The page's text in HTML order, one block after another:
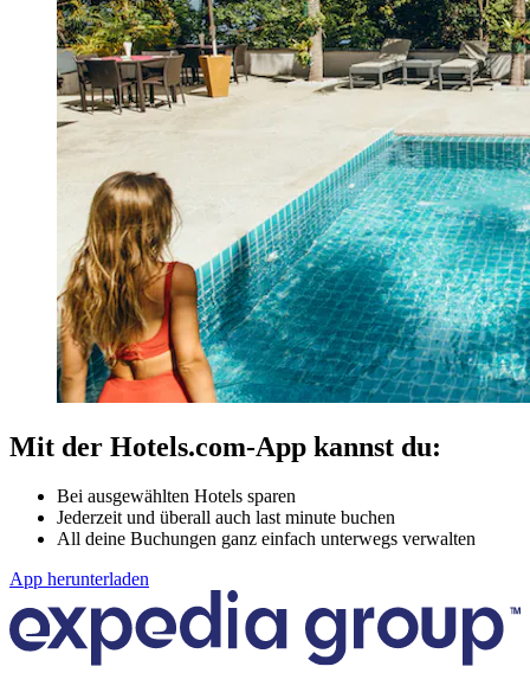
Mit der Hotels.com-App kannst du:
Bei ausgewählten Hotels sparen
Jederzeit und überall auch last minute buchen
All deine Buchungen ganz einfach unterwegs verwalten
App herunterladen